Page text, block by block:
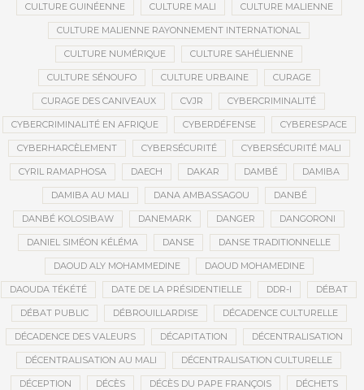
CULTURE GUINÉENNE CULTURE MALI CULTURE MALIENNE
CULTURE MALIENNE RAYONNEMENT INTERNATIONAL
CULTURE NUMÉRIQUE CULTURE SAHÉLIENNE
CULTURE SÉNOUFO CULTURE URBAINE CURAGE
CURAGE DES CANIVEAUX CVJR CYBERCRIMINALITÉ
CYBERCRIMINALITÉ EN AFRIQUE CYBERDÉFENSE CYBERESPACE
CYBERHARCÈLEMENT CYBERSÉCURITÉ CYBERSÉCURITÉ MALI
CYRIL RAMAPHOSA DAECH DAKAR DAMBÉ DAMIBA
DAMIBA AU MALI DANA AMBASSAGOU DANBÉ
DANBÉ KOLOSIBAW DANEMARK DANGER DANGORONI
DANIEL SIMÉON KÉLÉMA DANSE DANSE TRADITIONNELLE
DAOUD ALY MOHAMMEDINE DAOUD MOHAMEDINE
DAOUDA TÉKÉTÉ DATE DE LA PRÉSIDENTIELLE DDR-I DÉBAT
DÉBAT PUBLIC DÉBROUILLARDISE DÉCADENCE CULTURELLE
DÉCADENCE DES VALEURS DÉCAPITATION DÉCENTRALISATION
DÉCENTRALISATION AU MALI DÉCENTRALISATION CULTURELLE
DÉCEPTION DÉCÈS DÉCÈS DU PAPE FRANÇOIS DÉCHETS